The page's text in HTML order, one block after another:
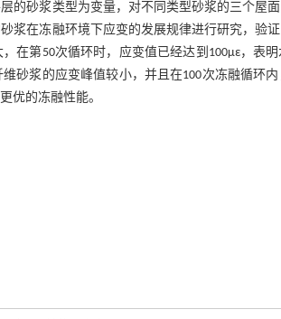
的砂浆类型为变量，对不同类型砂浆的三个屋
浆在冻融环境下应变的发展规律进行研究，验
在第50次循环时，应变值已经达到100με，表
砂浆的应变峰值较小，并且在100次冻融循环
优的冻融性能。